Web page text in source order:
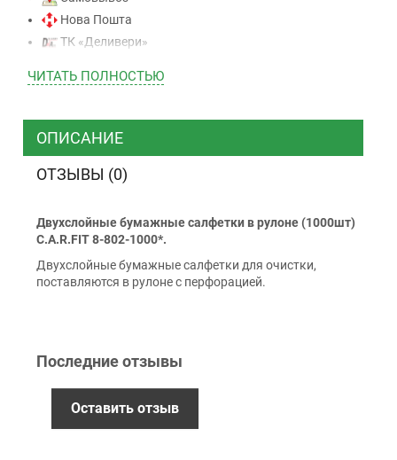
Нова Пошта
ТК «Деливери»
ТК “Justin”
ТК ”УкрПочта”
Наличными
Оплата картой Visa, Mastercard - LiqPay
Гарантия
ЧИТАТЬ ПОЛНОСТЬЮ
ОПИСАНИЕ
ОТЗЫВЫ (0)
Двухслойные бумажные салфетки в рулоне (1000шт)
C.A.R.FIT 8-802-1000*.
Двухслойные бумажные салфетки для очистки,
поставляются в рулоне с перфорацией.
Последние отзывы
Оставить отзыв